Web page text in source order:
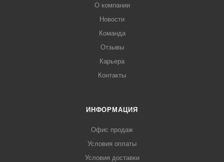
О компании
Новости
Команда
Отзывы
Карьера
Контакты
ИНФОРМАЦИЯ
Офис продаж
Условия оплаты
Условия доставки